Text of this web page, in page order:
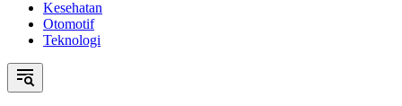
Kesehatan
Otomotif
Teknologi